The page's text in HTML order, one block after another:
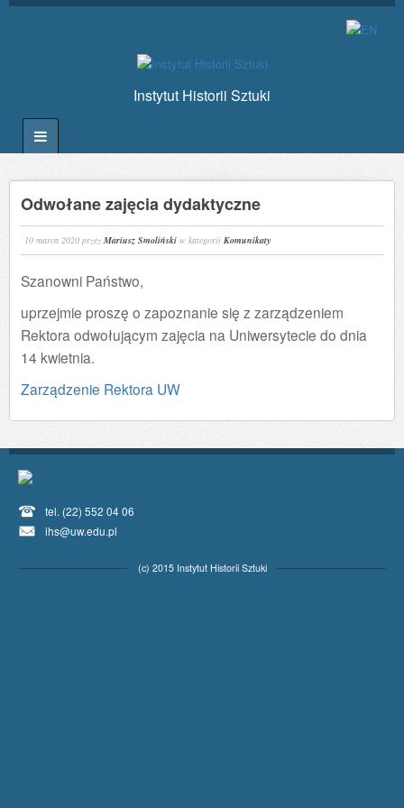
Instytut Historii Sztuki
Odwołane zajęcia dydaktyczne
10 marca 2020 przezMariusz Smoliński w kategoriiKomunikaty
Szanowni Państwo,
uprzejmie proszę o zapoznanie się z zarządzeniem
Rektora odwołującym zajęcia na Uniwersytecie do dnia
14 kwietnia.
Zarządzenie Rektora UW
tel. (22) 552 04 06
ihs@uw.edu.pl
(c) 2015 Instytut Historii Sztuki